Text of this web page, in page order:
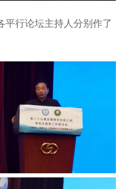
行论坛主持人分别作了